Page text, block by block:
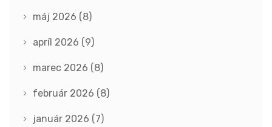
máj 2026 (8)
apríl 2026 (9)
marec 2026 (8)
február 2026 (8)
január 2026 (7)